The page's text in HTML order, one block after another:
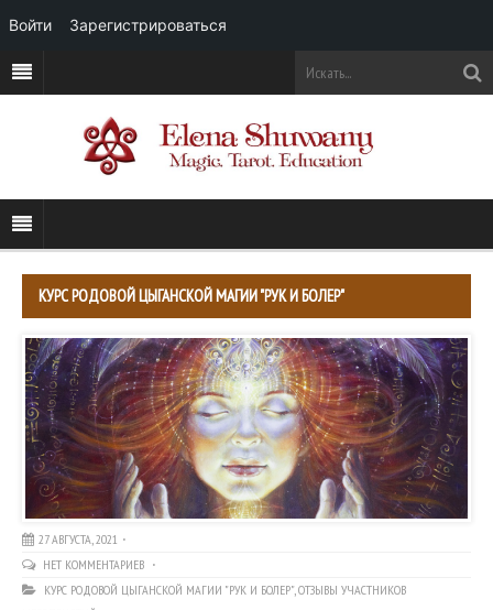
КУРС РОДОВОЙ ЦЫГАНСКОЙ МАГИИ "РУК И БОЛЕР"
27 АВГУСТА, 2021
НЕТ КОММЕНТАРИЕВ
КУРС РОДОВОЙ ЦЫГАНСКОЙ МАГИИ "РУК И БОЛЕР",ОТЗЫВЫ УЧАСТНИКОВ
Войти Зарегистрироваться